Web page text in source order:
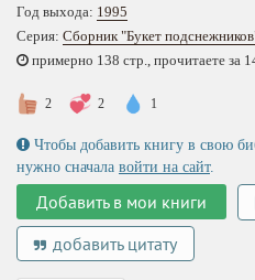
Год выхода: 1995
Серия: Сборник "Букет
примерно 138 стр., прочитаете за
2 2 1
Чтобы добавить книгу в свою
нужно сначала войти на сайт.
Добавить в мои книги
добавить цитату